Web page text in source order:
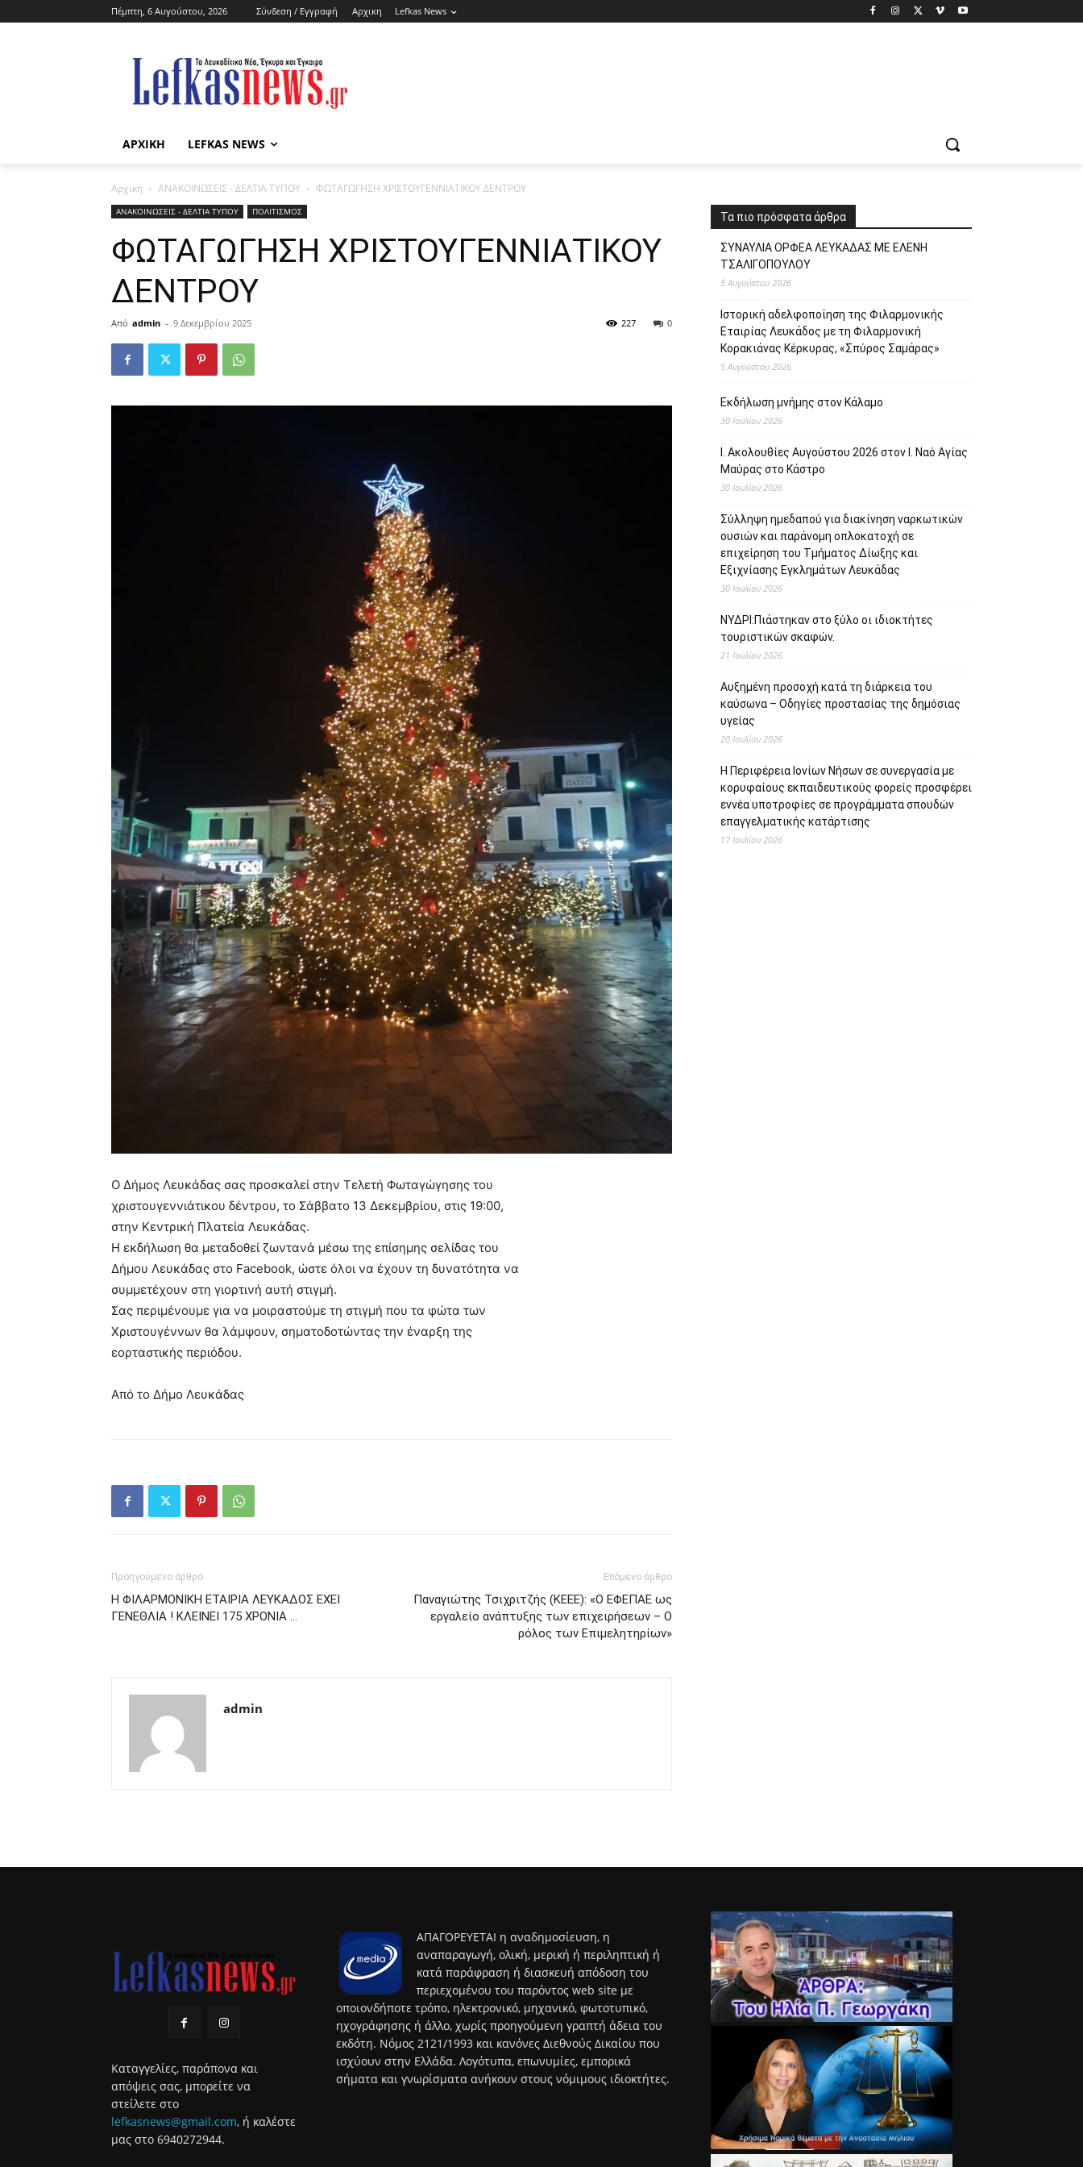
Πέμπτη, 6 Αυγούστου, 2026 Σύνδεση / Εγγραφή Αρχικη Lefkas News
ΑΡΧΙΚΗ LEFKAS NEWS
Αρχική ΑΝΑΚΟΙΝΩΣΕΙΣ - ΔΕΛΤΙΑ ΤΥΠΟΥ ΦΩΤΑΓΩΓΗΣΗ ΧΡΙΣΤΟΥΓΕΝΝΙΑΤΙΚΟΥ ΔΕΝΤΡΟΥ
ΑΝΑΚΟΙΝΩΣΕΙΣ - ΔΕΛΤΙΑ ΤΥΠΟΥ ΠΟΛΙΤΙΣΜΟΣ
ΦΩΤΑΓΩΓΗΣΗ ΧΡΙΣΤΟΥΓΕΝΝΙΑΤΙΚΟΥ
ΔΕΝΤΡΟΥ
Από admin - 9 Δεκεμβρίου 2025 0
227
Ο Δήμος Λευκάδας σας προσκαλεί στην Τελετή Φωταγώγησης του
χριστουγεννιάτικου δέντρου, το Σάββατο 13 Δεκεμβρίου, στις 19:00,
στην Κεντρική Πλατεία Λευκάδας.
Η εκδήλωση θα μεταδοθεί ζωντανά μέσω της επίσημης σελίδας του
Δήμου Λευκάδας στο Facebook, ώστε όλοι να έχουν τη δυνατότητα να
συμμετέχουν στη γιορτινή αυτή στιγμή.
Σας περιμένουμε για να μοιραστούμε τη στιγμή που τα φώτα των
Χριστουγέννων θα λάμψουν, σηματοδοτώντας την έναρξη της
εορταστικής περιόδου.
Από το Δήμο Λευκάδας
Προηγούμενο άρθρο
H ΦΙΛΑΡΜΟΝΙΚΗ ΕΤΑΙΡΙΑ ΛΕΥΚΑΔΟΣ EXEI
ΓΕΝΕΘΛΙΑ ! ΚΛΕΙΝΕΙ 175 ΧΡΟΝΙΑ …
Επόμενο άρθρο
Παναγιώτης Τσιχριτζής (ΚΕΕΕ): «Ο ΕΦΕΠΑΕ ως
εργαλείο ανάπτυξης των επιχειρήσεων – Ο
ρόλος των Επιμελητηρίων»
admin
Τα πιο πρόσφατα άρθρα
ΣΥΝΑΥΛΙΑ ΟΡΦΕΑ ΛΕΥΚΑΔΑΣ ΜΕ ΕΛΕΝΗ
ΤΣΑΛΙΓΟΠΟΥΛΟΥ
5 Αυγούστου 2026
Ιστορική αδελφοποίηση της Φιλαρμονικής
Εταιρίας Λευκάδος με τη Φιλαρμονική
Κορακιάνας Κέρκυρας, «Σπύρος Σαμάρας»
5 Αυγούστου 2026
Εκδήλωση μνήμης στον Κάλαμο
30 Ιουλίου 2026
Ι. Ακολουθίες Αυγούστου 2026 στον Ι. Ναό Αγίας
Μαύρας στο Κάστρο
30 Ιουλίου 2026
Σύλληψη ημεδαπού για διακίνηση ναρκωτικών
ουσιών και παράνομη οπλοκατοχή σε
επιχείρηση του Τμήματος Δίωξης και
Εξιχνίασης Εγκλημάτων Λευκάδας
30 Ιουλίου 2026
ΝΥΔΡΙ:Πιάστηκαν στο ξύλο οι ιδιοκτήτες
τουριστικών σκαφών.
21 Ιουλίου 2026
Αυξημένη προσοχή κατά τη διάρκεια του
καύσωνα – Οδηγίες προστασίας της δημόσιας
υγείας
20 Ιουλίου 2026
Η Περιφέρεια Ιονίων Νήσων σε συνεργασία με
κορυφαίους εκπαιδευτικούς φορείς προσφέρει
εννέα υποτροφίες σε προγράμματα σπουδών
επαγγελματικής κατάρτισης
17 Ιουλίου 2026
Καταγγελίες, παράπονα και
απόψεις σας, μπορείτε να
στείλετε στο
lefkasnews@gmail.com, ή καλέστε
μας στο 6940272944.
ΑΠΑΓΟΡΕΥΕΤΑΙ η αναδημοσίευση, η
αναπαραγωγή, ολική, μερική ή περιληπτική ή
κατά παράφραση ή διασκευή απόδοση του
περιεχομένου του παρόντος web site με
οποιονδήποτε τρόπο, ηλεκτρονικό, μηχανικό, φωτοτυπικό,
ηχογράφησης ή άλλο, χωρίς προηγούμενη γραπτή άδεια του
εκδότη. Νόμος 2121/1993 και κανόνες Διεθνούς Δικαίου που
ισχύουν στην Ελλάδα. Λογότυπα, επωνυμίες, εμπορικά
σήματα και γνωρίσματα ανήκουν στους νόμιμους ιδιοκτήτες.